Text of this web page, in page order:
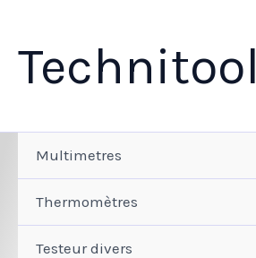
contenu
Technitool
Multimetres
Thermomètres
Testeur divers